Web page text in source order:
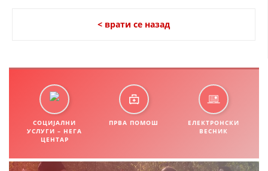
ЧЛЕНСТВО ВО ПРОФЕСИОНАЛНИ ТЕЛА
СТАТУТ НА ЦКРМ
< врати се назад
СОЦИЈАЛНИ
УСЛУГИ – НЕГА
ЦЕНТАР
ПРВА ПОМОШ
ЕЛЕКТРОНСКИ
ВЕСНИК